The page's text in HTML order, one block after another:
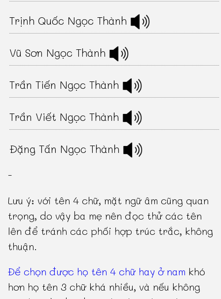
Trịnh Quốc Ngọc Thành
Vũ Sơn Ngọc Thành
Trần Tiến Ngọc Thành
Trần Viết Ngọc Thành
Đặng Tấn Ngọc Thành
-
Lưu ý: với tên 4 chữ, mặt ngữ âm cũng quan
trọng, do vậy ba mẹ nên đọc thử các tên
lên để tránh các phối hợp trúc trắc, không
thuận.
Để chọn được họ tên 4 chữ hay ở nam khó
hơn họ tên 3 chữ khá nhiều, và nếu không